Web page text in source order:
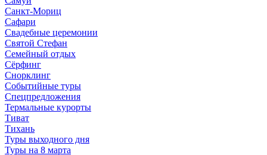
Санкт-Мориц
Сафари
Свадебные церемонии
Святой Стефан
Семейный отдых
Сёрфинг
Снорклинг
Событийные туры
Спецпредложения
Термальные курорты
Тиват
Тихань
Туры выходного дня
Туры на 8 марта